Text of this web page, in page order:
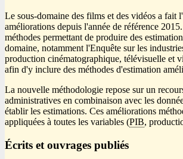
Le sous-domaine des films et des vidéos a fait
améliorations depuis l'année de référence
méthodes permettant de produire des
domaine, notamment l'Enquête sur les
production cinématographique, télévisuelle et
afin d'y inclure des méthodes d'estimation
La nouvelle méthodologie repose sur un
administratives en combinaison avec les
établir les estimations. Ces améliorations
appliquées à toutes les variables (PIB,
Écrits et ouvrages publiés